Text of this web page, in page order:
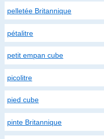
pelletée Britannique
pétalitre
petit empan cube
picolitre
pied cube
pinte Britannique